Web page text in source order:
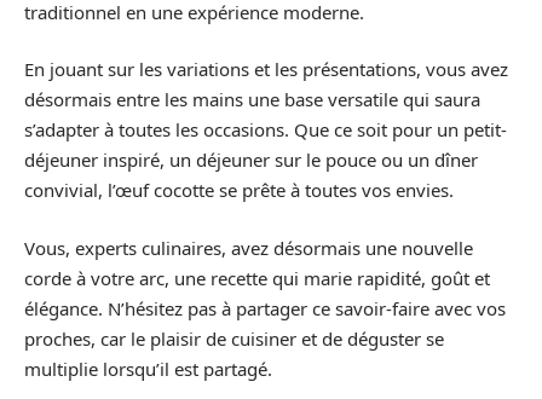
traditionnel en une expérience moderne.
En jouant sur les variations et les présentations, vous avez
désormais entre les mains une base versatile qui saura
s’adapter à toutes les occasions. Que ce soit pour un petit-
déjeuner inspiré, un déjeuner sur le pouce ou un dîner
convivial, l’œuf cocotte se prête à toutes vos envies.
Vous, experts culinaires, avez désormais une nouvelle
corde à votre arc, une recette qui marie rapidité, goût et
élégance. N’hésitez pas à partager ce savoir-faire avec vos
proches, car le plaisir de cuisiner et de déguster se
multiplie lorsqu’il est partagé.